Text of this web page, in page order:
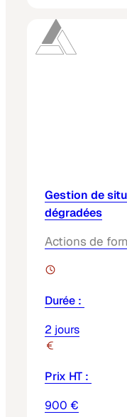
Gestion de
dégradées
Actions de
Durée :
2 jours
Prix HT :
900 €